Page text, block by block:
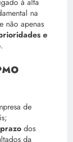
à alta
na
não apenas
e
.
de
dos
da